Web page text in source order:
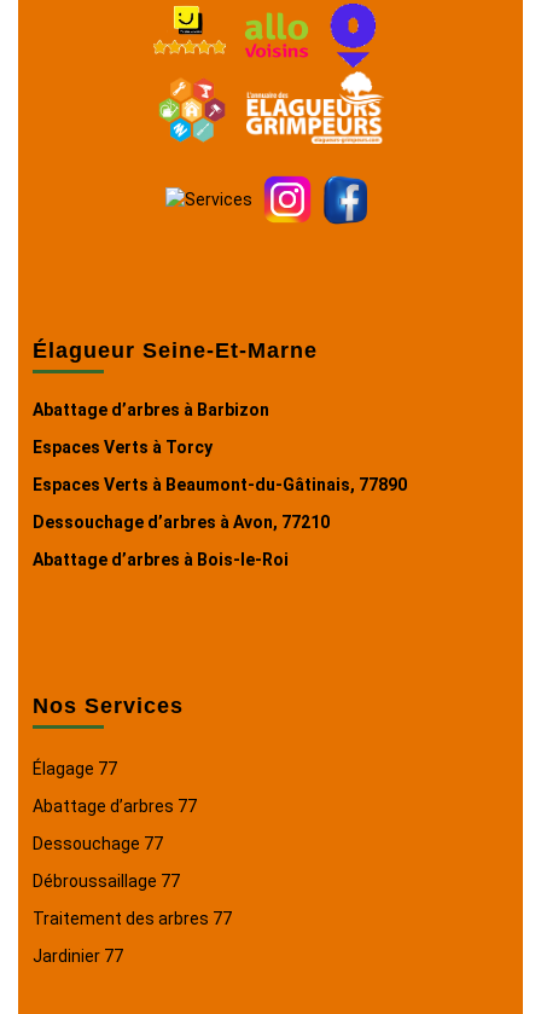
Élagueur Seine-Et-Marne
Abattage d’arbres à Barbizon
Espaces Verts à Torcy
Espaces Verts à Beaumont-du-Gâtinais, 77890
Dessouchage d’arbres à Avon, 77210
Abattage d’arbres à Bois-le-Roi
Nos Services
Élagage 77
Abattage d’arbres 77
Dessouchage 77
Débroussaillage 77
Traitement des arbres 77
Jardinier 77